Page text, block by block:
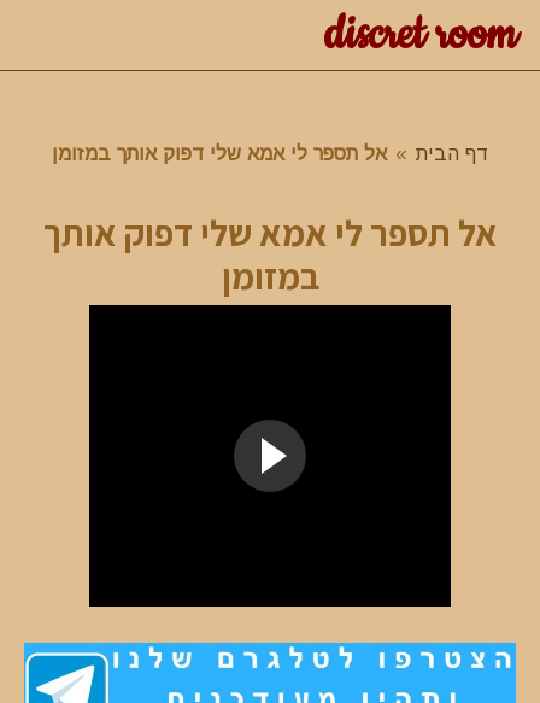
discret room
דף הבית » אל תספר לי אמא שלי דפוק אותך במזומן
אל תספר לי אמא שלי דפוק אותך
במזומן